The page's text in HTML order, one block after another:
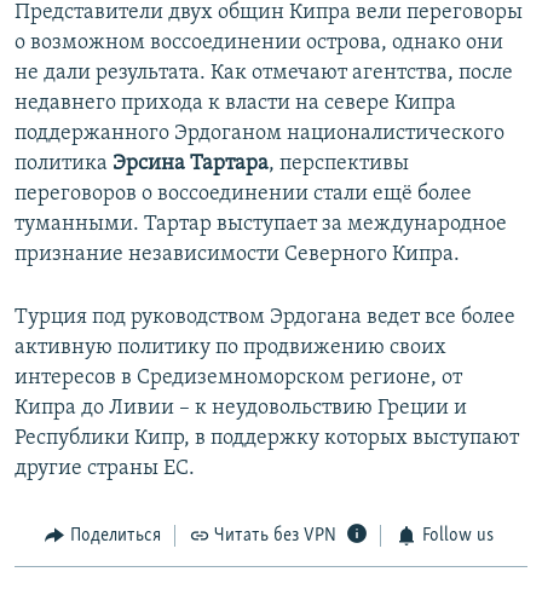
Представители двух общин Кипра вели переговоры
о возможном воссоединении острова, однако они
не дали результата. Как отмечают агентства, после
недавнего прихода к власти на севере Кипра
поддержанного Эрдоганом националистического
политика Эрсина Тартара, перспективы
переговоров о воссоединении стали ещё более
туманными. Тартар выступает за международное
признание независимости Северного Кипра.
Турция под руководством Эрдогана ведет все более
активную политику по продвижению своих
интересов в Средиземноморском регионе, от
Кипра до Ливии – к неудовольствию Греции и
Республики Кипр, в поддержку которых выступают
другие страны ЕС.
Поделиться Читать без VPN Follow us